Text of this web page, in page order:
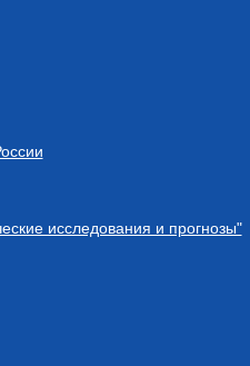
исследования и прогнозы"